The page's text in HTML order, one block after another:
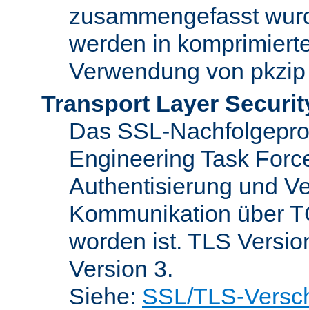
zusammengefasst
werden in
Verwendung von
Transport Layer
Das SSL-
Engineering Task
Authentisierung und
Kommunikation über
worden ist. TLS
Version 3.
Siehe: SSL/TLS-